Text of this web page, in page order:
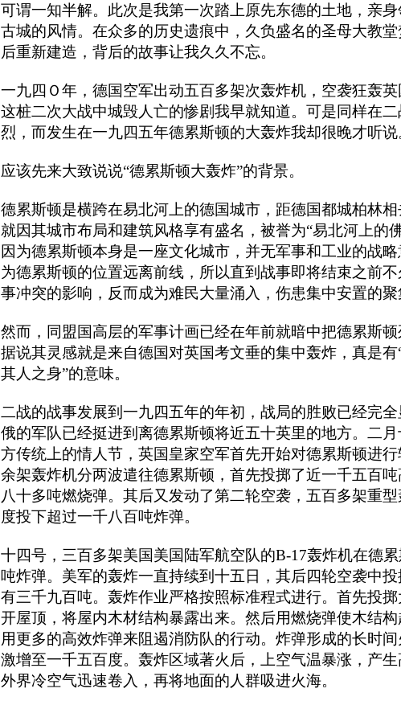
可谓一知半解。此次是我第一次踏上原先东德的土地，亲
古城的风情。在众多的历史遗痕中，久负盛名的圣母大教
后重新建造，背后的故事让我久久不忘。
一九四Ｏ年，德国空军出动五百多架次轰炸机，空袭狂轰英
这桩二次大战中城毁人亡的惨剧我早就知道。可是同样在
烈，而发生在一九四五年德累斯顿的大轰炸我却很晚才听说
应该先来大致说说“德累斯顿大轰炸”的背景。
德累斯顿是横跨在易北河上的德国城市，距德国都城柏林
就因其城市布局和建筑风格享有盛名，被誉为“易北河上的
因为德累斯顿本身是一座文化城市，并无军事和工业的战
为德累斯顿的位置远离前线，所以直到战事即将结束之前
事冲突的影响，反而成为难民大量涌入，伤患集中安置的聚
然而，同盟国高层的军事计画已经在年前就暗中把德累斯顿
据说其灵感就是来自德国对英国考文垂的集中轰炸，真是
其人之身”的意味。
二战的战事发展到一九四五年的年初，战局的胜败已经完
俄的军队已经挺进到离德累斯顿将近五十英里的地方。二
方传统上的情人节，英国皇家空军首先开始对德累斯顿进
余架轰炸机分两波遣往德累斯顿，首先投掷了近一千五百
八十多吨燃烧弹。其后又发动了第二轮空袭，五百多架重
度投下超过一千八百吨炸弹。
十四号，三百多架美国美国陆军航空队的B-17轰炸机在德
吨炸弹。美军的轰炸一直持续到十五日，其后四轮空袭中
有三千九百吨。轰炸作业严格按照标准程式进行。首先投
开屋顶，将屋内木材结构暴露出来。然后用燃烧弹使木结
用更多的高效炸弹来阻遏消防队的行动。炸弹形成的长时
激增至一千五百度。轰炸区域著火后，上空气温暴涨，产生
外界冷空气迅速卷入，再将地面的人群吸进火海。